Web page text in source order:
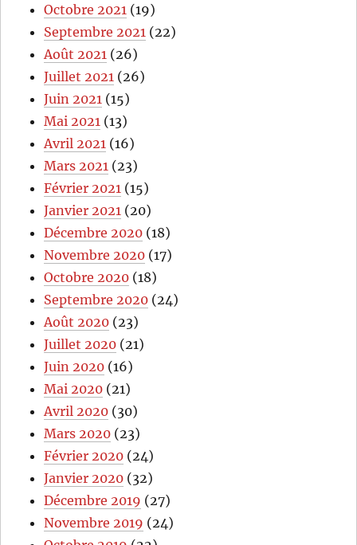
Octobre 2021 (19)
Septembre 2021 (22)
Août 2021 (26)
Juillet 2021 (26)
Juin 2021 (15)
Mai 2021 (13)
Avril 2021 (16)
Mars 2021 (23)
Février 2021 (15)
Janvier 2021 (20)
Décembre 2020 (18)
Novembre 2020 (17)
Octobre 2020 (18)
Septembre 2020 (24)
Août 2020 (23)
Juillet 2020 (21)
Juin 2020 (16)
Mai 2020 (21)
Avril 2020 (30)
Mars 2020 (23)
Février 2020 (24)
Janvier 2020 (32)
Décembre 2019 (27)
Novembre 2019 (24)